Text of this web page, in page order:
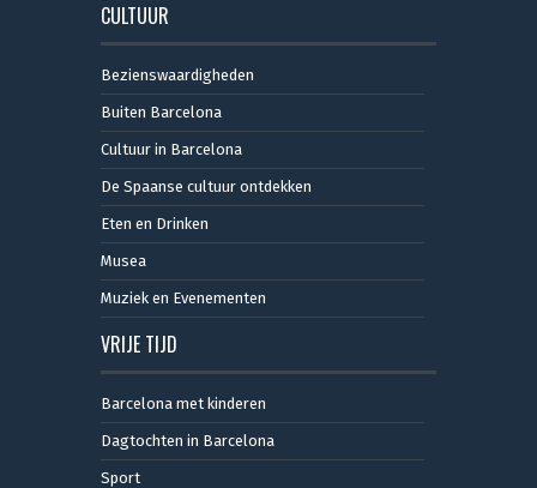
CULTUUR
Bezienswaardigheden
Buiten Barcelona
Cultuur in Barcelona
De Spaanse cultuur ontdekken
Eten en Drinken
Musea
Muziek en Evenementen
VRIJE TIJD
Barcelona met kinderen
Dagtochten in Barcelona
Sport